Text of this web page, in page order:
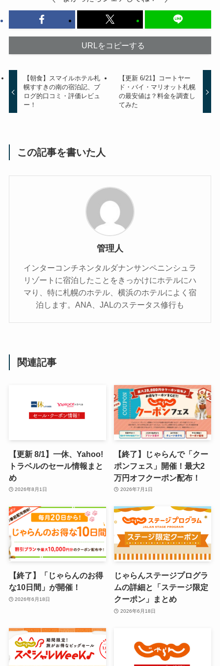
URLをコピーする
【朝食】スマイルホテル札
幌すすきの南の宿泊記、ブ
ログ的口コミ・評価レビュ
ー！
【更新 6/21】コートヤー
ド・バイ・マリオット札幌
の最安値は？料金を調査し
てみた
この記事を書いた人
管理人
インターコンチネンタルダナンサンペニンシュラ
リゾートに宿泊したことをきっかけにホテルにハ
マり、特に札幌のホテル、横浜のホテルによく宿
泊します。ANA、JALのステータス修行も
関連記事
【更新 8/1】一休、Yahoo!
トラベルのセール情報まと
め
2026年8月1日
【終了】じゃらんで「クー
ポンフェス」開催！最大2
万円オフクーポン配布！
2026年7月1日
【終了】「じゃらんのお得
な10日間」が開催！
2026年6月18日
じゃらんステージプログラ
ムの詳細と「ステージ限定
クーポン」まとめ
2026年6月18日